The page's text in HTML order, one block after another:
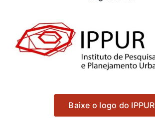
Baixe o logo do IPPUR